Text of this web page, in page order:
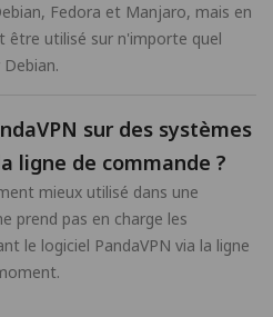
Fedora et Manjaro, mais en
être utilisé sur n'importe quel
sur des systèmes
ligne de commande ?
mieux utilisé dans une
prend pas en charge les
le logiciel PandaVPN via la ligne